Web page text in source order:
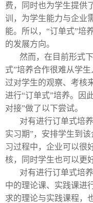
费，同时也为学生提供
训，为学生能力与企业
能。所以，“订单式”培
的发展方向。
然而，在目前形式
式”培养合作很难从学
过对学生的观察、考核
进行“订单式”培养。因
对接”做了以下尝试。
对有进行订单式培
实习期”，安排学生到
习过程中，企业可以很
核，同时学生也可以更
对有进行订单式培
中的理论课、实践课进
求的理论与实践课程，